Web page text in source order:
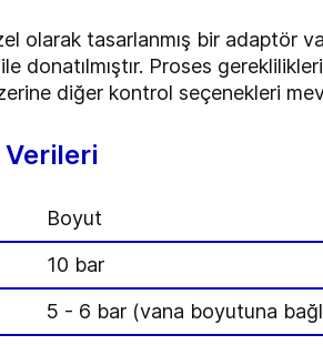
olarak tasarlanmış bir adaptör
donatılmıştır. Proses
diğer kontrol seçenekleri
Boyut
10 bar
5 - 6 bar (vana boyutuna